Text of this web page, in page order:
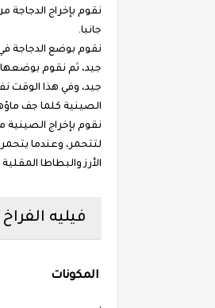
نقوم بإخراج
جانبا.
نقوم بوضع الدجاجة
جيد، ثم نقوم
جيد، وفي هذا الوقت
الصينية كلما جف
نقوم بإخراج الصينية
لتتحمر، وعندما
الأرز والبطاطا
فيليه الفراخ
المكونات